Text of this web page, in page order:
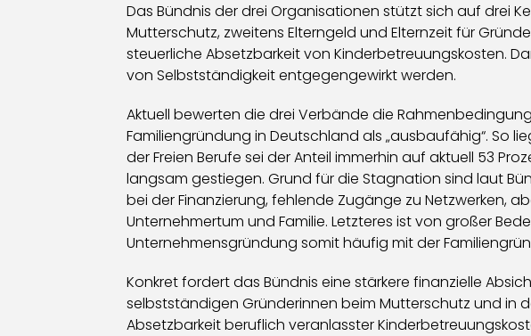
Das Bündnis der drei Organisationen stützt sich auf drei
Mutterschutz, zweitens Elterngeld und Elternzeit für
steuerliche Absetzbarkeit von Kinderbetreuungskosten.
von Selbstständigkeit entgegengewirkt werden.
Aktuell bewerten die drei Verbände die
Familiengründung in Deutschland als „ausbaufähig“. So
der Freien Berufe sei der Anteil immerhin auf aktuell 53
langsam gestiegen. Grund für die Stagnation sind laut
bei der Finanzierung, fehlende Zugänge zu Netzwerken,
Unternehmertum und Familie. Letzteres ist von großer
Unternehmensgründung somit häufig mit der
Konkret fordert das Bündnis eine stärkere finanzielle
selbstständigen Gründerinnen beim Mutterschutz und in
Absetzbarkeit beruflich veranlasster